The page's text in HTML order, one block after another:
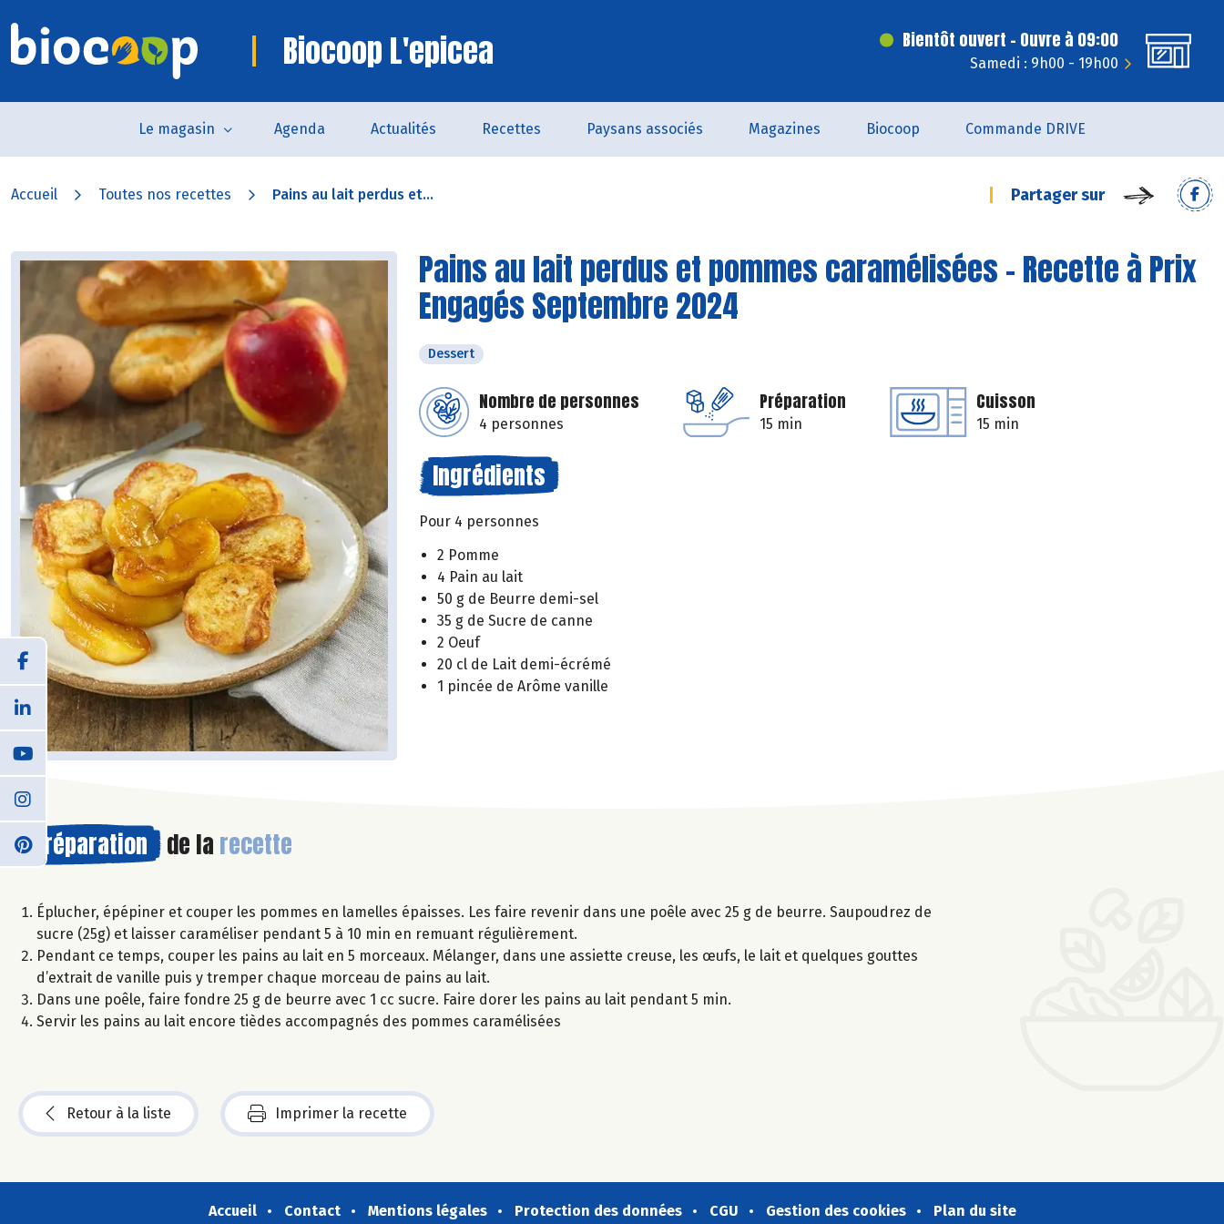
Biocoop L'epicea Bientôt ouvert - Ouvre à 09:00
Samedi : 9h00 - 19h00
Le magasin Agenda Actualités Recettes Paysans associés Magazines Biocoop Commande DRIVE
Accueil Toutes nos recettes Pains au lait perdus et... Partager sur
Pains au lait perdus et pommes caramélisées - Recette à Prix
Engagés Septembre 2024
Dessert
Nombre de personnes
4 personnes
Préparation
15 min
Cuisson
15 min
Ingrédients
Pour 4 personnes
2 Pomme
4 Pain au lait
50 g de Beurre demi-sel
35 g de Sucre de canne
2 Oeuf
20 cl de Lait demi-écrémé
1 pincée de Arôme vanille
Préparation de la recette
Éplucher, épépiner et couper les pommes en lamelles épaisses. Les faire revenir dans une poêle avec 25 g de beurre. Saupoudrez de
sucre (25g) et laisser caraméliser pendant 5 à 10 min en remuant régulièrement.
Pendant ce temps, couper les pains au lait en 5 morceaux. Mélanger, dans une assiette creuse, les œufs, le lait et quelques gouttes
d’extrait de vanille puis y tremper chaque morceau de pains au lait.
Dans une poêle, faire fondre 25 g de beurre avec 1 cc sucre. Faire dorer les pains au lait pendant 5 min.
Servir les pains au lait encore tièdes accompagnés des pommes caramélisées
Retour à la liste Imprimer la recette
Accueil Contact Mentions légales Protection des données CGU Gestion des cookies Plan du site